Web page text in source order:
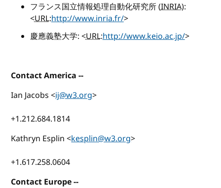
フランス国立情報処理自動化研究所 (INRIA):
<URL:http://www.inria.fr/>
慶應義塾大学: <URL:http://www.keio.ac.jp/>
Contact America --
Ian Jacobs <ij@w3.org>
+1.212.684.1814
Kathryn Esplin <kesplin@w3.org>
+1.617.258.0604
Contact Europe --